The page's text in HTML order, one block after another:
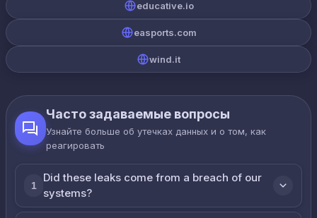
educative.io
easports.com
wind.it
Часто задаваемые вопросы
Узнайте больше об утечках данных и о том, как
реагировать
1
Did these leaks come from a breach of our
systems?